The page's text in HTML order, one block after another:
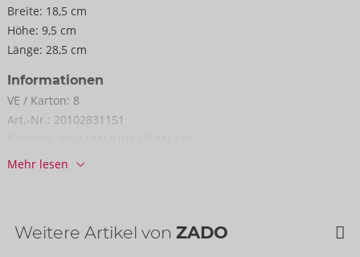
Breite: 18,5 cm
Höhe: 9,5 cm
Länge: 28,5 cm
Informationen
VE / Karton: 8
Art.-Nr.: 20102831151
Zolltarifnummer:
nächste Lieferung:44/2026
Mehr lesen
Weitere Artikel von ZADO